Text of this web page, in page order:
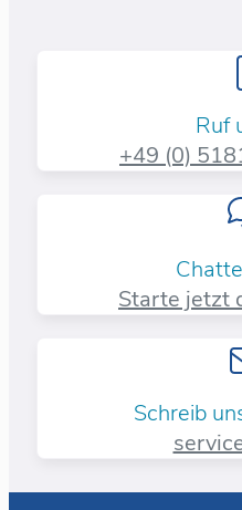
Ruf
+49 (0)
Starte jetzt
Schreib